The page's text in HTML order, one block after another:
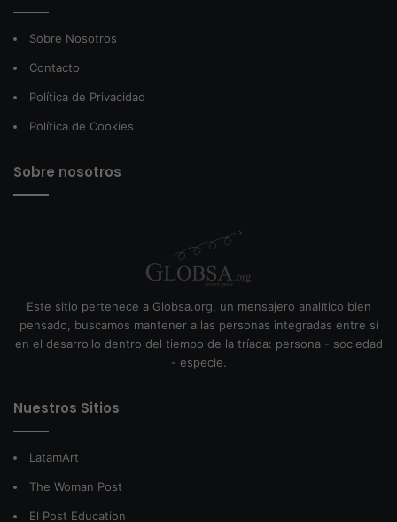
Sobre Nosotros
Contacto
Política de Privacidad
Política de Cookies
Sobre nosotros
Este sitio pertenece a Globsa.org, un mensajero analítico bien
pensado, buscamos mantener a las personas integradas entre sí
en el desarrollo dentro del tiempo de la tríada: persona - sociedad
- especie.
Nuestros Sitios
LatamArt
The Woman Post
El Post Education